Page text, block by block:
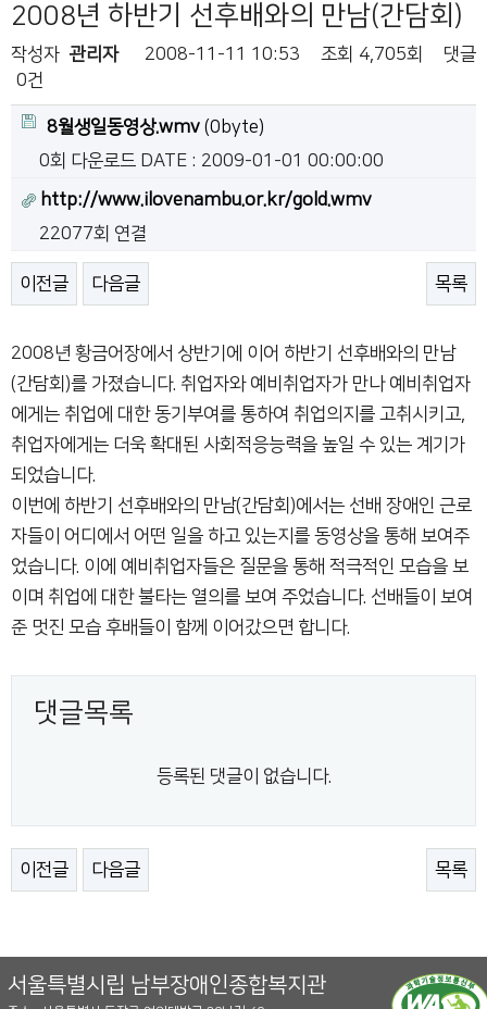
2008년 하반기 선후배와의 만남(간담회)
작성자 관리자 2008-11-11 10:53 조회 4,705회
댓글
0건
8월생일동영상.wmv (0byte)
0회 다운로드 DATE : 2009-01-01 00:00:00
http://www.ilovenambu.or.kr/gold.wmv
22077회 연결
이전글 다음글 목록
2008년 황금어장에서 상반기에 이어 하반기 선후배와의 만남
(간담회)를 가졌습니다. 취업자와 예비취업자가 만나 예비취업자
에게는 취업에 대한 동기부여를 통하여 취업의지를 고취시키고,
취업자에게는 더욱 확대된 사회적응능력을 높일 수 있는 계기가
되었습니다.
이번에 하반기 선후배와의 만남(간담회)에서는 선배 장애인 근로
자들이 어디에서 어떤 일을 하고 있는지를 동영상을 통해 보여주
었습니다. 이에 예비취업자들은 질문을 통해 적극적인 모습을 보
이며 취업에 대한 불타는 열의를 보여 주었습니다. 선배들이 보여
준 멋진 모습 후배들이 함께 이어갔으면 합니다.
댓글목록
등록된 댓글이 없습니다.
이전글 다음글 목록
서울특별시립 남부장애인종합복지관